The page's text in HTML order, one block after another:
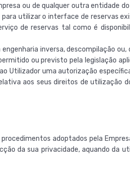
ou de qualquer outra entidade
utilizar o interface de reservas
de reservas tal como é
inversa, descompilação
ou previsto pela legislação
Utilizador uma autorização
aos seus direitos de utilização
adoptados pela
da sua privacidade, aquando da